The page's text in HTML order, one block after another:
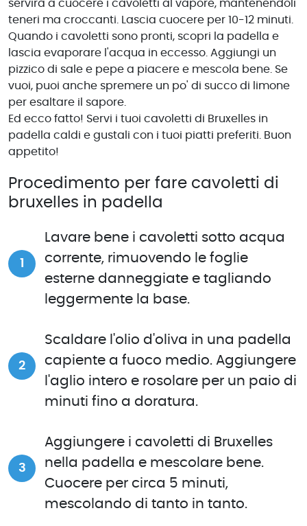
servirà a cuocere i cavoletti al vapore, mantenendoli
teneri ma croccanti. Lascia cuocere per 10-12 minuti.
Quando i cavoletti sono pronti, scopri la padella e
lascia evaporare l'acqua in eccesso. Aggiungi un
pizzico di sale e pepe a piacere e mescola bene. Se
vuoi, puoi anche spremere un po' di succo di limone
per esaltare il sapore.
Ed ecco fatto! Servi i tuoi cavoletti di Bruxelles in
padella caldi e gustali con i tuoi piatti preferiti. Buon
appetito!
Procedimento per fare cavoletti di
bruxelles in padella
Lavare bene i cavoletti sotto acqua
corrente, rimuovendo le foglie
esterne danneggiate e tagliando
leggermente la base.
Scaldare l'olio d'oliva in una padella
capiente a fuoco medio. Aggiungere
l'aglio intero e rosolare per un paio di
minuti fino a doratura.
Aggiungere i cavoletti di Bruxelles
nella padella e mescolare bene.
Cuocere per circa 5 minuti,
mescolando di tanto in tanto.